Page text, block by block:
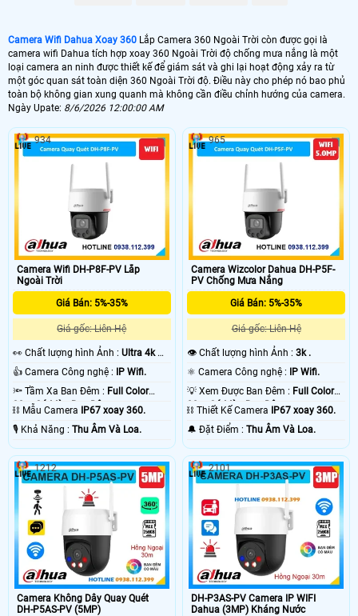
Với độ phân giải cao bở
i công nghệ IP nên chất lượng camera wifi Dahua
,cả ngày lẫn đêm cùng kết nối wifi Dahua mạnh mẽ tích
hợp thêm cổng RJ45 ổn định hơn,
camera wifi Dahua 360 ngoài trời là lựa
phù hợp nhất để bảo vệ không gian sống và làm việc của bạn
một cách toàn diện.
Camera Wifi Dahua Xoay 360 Lắp Camera 360 Ngoài Trời còn được gọi là
camera wifi Dahua tích hợp xoay 360 Ngoài Trời độ chống mưa nắng là một
loại camera an ninh được thiết kế để giám sát và ghi lại hoạt động xảy ra từ
một góc quan sát toàn diện 360 Ngoài Trời độ. Điều này cho phép nó bao phủ
toàn bộ không gian xung quanh mà không cần điều chỉnh hướng của camera.
Ngày Upate: 8/6/2026 12:00:00 AM
Camera Wifi DH-P8F-PV Lắp
Ngoài Trời
Giá Bán: 5%-35%
Giá gốc: Liên Hệ
️👀 Chất lượng hình Ảnh : Ultra 4k 👍🏾
👍 Camera Công nghệ :
IP Wifi.
🔦 Tầm Xa Ban Đêm : Full Color
30m Có Màu Ban Ðêm.
⛓ Mẫu Camera
IP67 xoay 360.
️🎙 Khả Năng : Thu Âm Và Loa.
934
Camera Wizcolor Dahua DH-P5F-
PV Chống Mưa Nắng
Giá Bán: 5%-35%
Giá gốc: Liên Hệ
👁 Chất lượng hình Ảnh :3k .
⚛️ Camera Công nghệ :
IP Wifi.
💡 Xem Được Ban Đêm : Full Color
30m Có Màu Ban Ðêm.
⛓ Thiết Kế Camera
IP67 xoay 360.
️🔔 Đặt Điểm :Thu Âm Và Loa.
965
Camera Không Dây Quay Quét
DH-P5AS-PV (5MP)
1212
DH-P3AS-PV Camera IP WIFI
Dahua (3MP) Kháng Nước
2101